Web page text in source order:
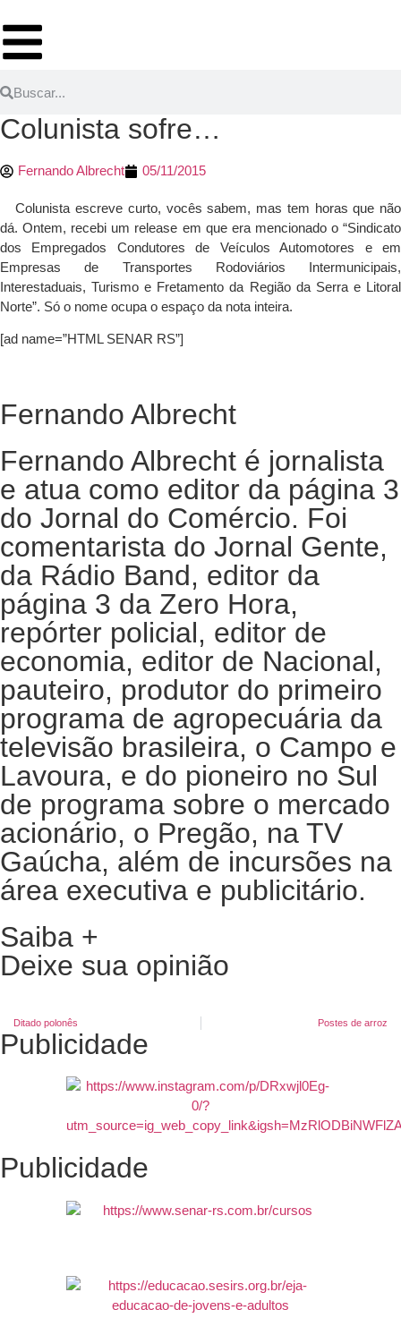
Colunista sofre…
Fernando Albrecht 05/11/2015
Colunista escreve curto, vocês sabem, mas tem horas que não
dá. Ontem, recebi um release em que era mencionado o “Sindicato
dos Empregados Condutores de Veículos Automotores e em
Empresas de Transportes Rodoviários Intermunicipais,
Interestaduais, Turismo e Fretamento da Região da Serra e Litoral
Norte”. Só o nome ocupa o espaço da nota inteira.
[ad name=”HTML SENAR RS”]
Fernando Albrecht
Fernando Albrecht é jornalista
e atua como editor da página 3
do Jornal do Comércio. Foi
comentarista do Jornal Gente,
da Rádio Band, editor da
página 3 da Zero Hora,
repórter policial, editor de
economia, editor de Nacional,
pauteiro, produtor do primeiro
programa de agropecuária da
televisão brasileira, o Campo e
Lavoura, e do pioneiro no Sul
de programa sobre o mercado
acionário, o Pregão, na TV
Gaúcha, além de incursões na
área executiva e publicitário.
Saiba +
Deixe sua opinião
Ditado polonês Postes de arroz
Publicidade
Publicidade